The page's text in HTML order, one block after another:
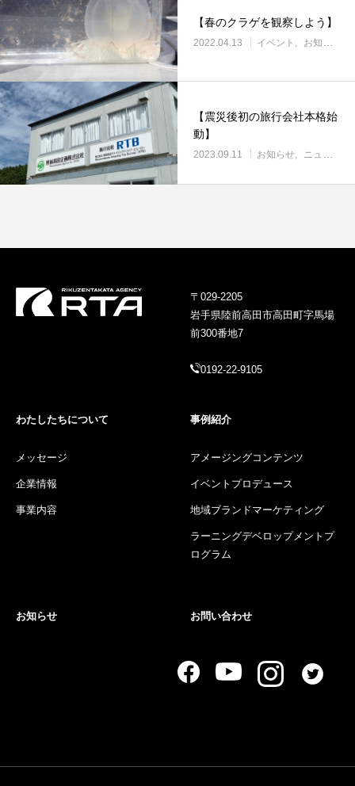
【春のクラゲを観察しよう】
2022.04.13 イベント お知らせ
【震災後初の旅行会社本格始
動】
2023.09.11 お知らせ ニュース
〒029-2205
岩手県陸前高田市高田町字馬場
前300番地7
0192-22-9105
わたしたちについて
メッセージ
企業情報
事業内容
事例紹介
アメージングコンテンツ
イベントプロデュース
地域ブランドマーケティング
ラーニングデベロップメントプ
ログラム
お知らせ お問い合わせ